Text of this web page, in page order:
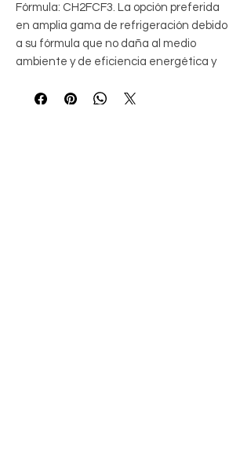
Fórmula: CH2FCF3. La opción preferida
en amplia gama de refrigeración debido
a su fórmula que no daña al medio
ambiente y de eficiencia energética y
CFC-12.